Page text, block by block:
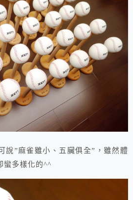
”麻雀雖小、五臟俱全”，雖然體
蠻多樣化的^^